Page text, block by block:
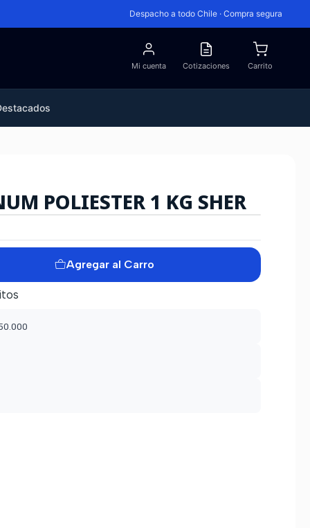
Despacho a todo Chile · Compra segura
Mi cuenta Cotizaciones Carrito
POLIESTER 1 KG SHER
Agregar al Carro